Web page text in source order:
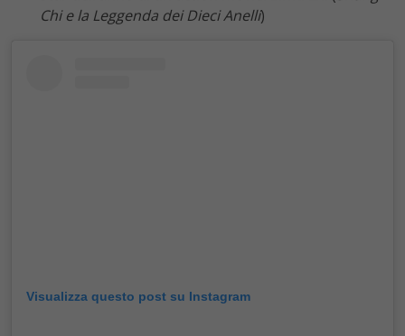
Chi e la Leggenda dei Dieci Anelli)
Visualizza questo post su Instagram